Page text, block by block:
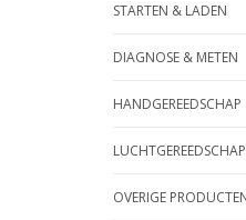
STARTEN & LADEN
DIAGNOSE & METEN
HANDGEREEDSCHAP
LUCHTGEREEDSCHAP
OVERIGE